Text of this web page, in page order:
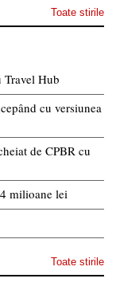
Toate stirile
Travel Hub
cu versiunea
de CPBR cu
milioane lei
Toate stirile